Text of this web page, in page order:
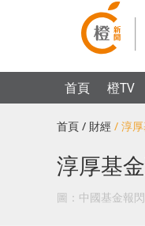
首頁 橙TV
首頁 / 財經 / 淳
淳厚基
圖：中國基金報